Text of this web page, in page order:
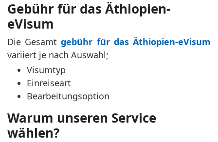
Gebühr für das Äthiopien-
eVisum
Die Gesamt gebühr für das Äthiopien-eVisum
variiert je nach Auswahl;
Visumtyp
Einreiseart
Bearbeitungsoption
Warum unseren Service
wählen?